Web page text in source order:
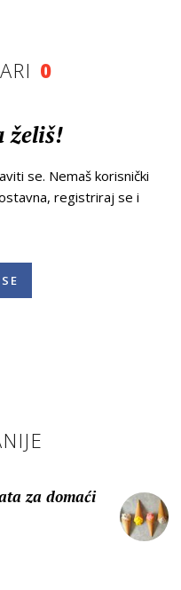
0
želiš!
se. Nemaš korisnički
registriraj se i
za domaći